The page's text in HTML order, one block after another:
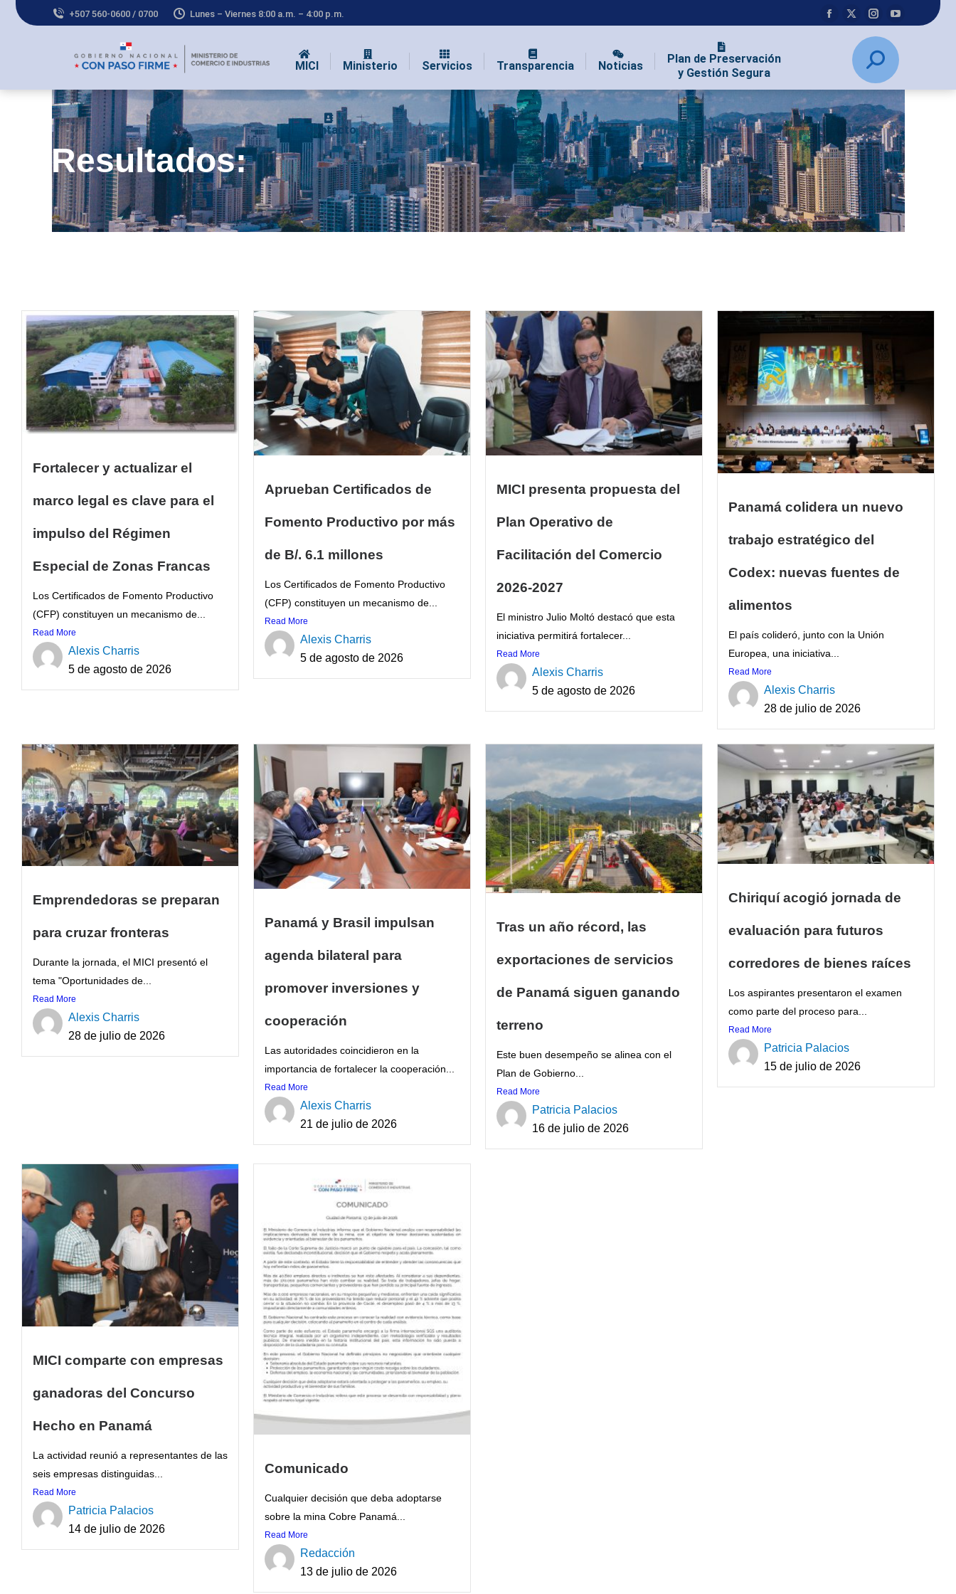
+507 560-0600 / 0700 Lunes – Viernes 8:00 a.m. – 4:00 p.m.
MICI Ministerio Servicios Transparencia Noticias
Plan de Preservación
y Gestión Segura
Contacto
Resultados:
Fortalecer y actualizar el
marco legal es clave para el
impulso del Régimen
Especial de Zonas Francas
Los Certificados de Fomento Productivo
(CFP) constituyen un mecanismo de...
Read More
Alexis Charris
5 de agosto de 2026
Aprueban Certificados de
Fomento Productivo por más
de B/. 6.1 millones
Los Certificados de Fomento Productivo
(CFP) constituyen un mecanismo de...
Read More
Alexis Charris
5 de agosto de 2026
MICI presenta propuesta del
Plan Operativo de
Facilitación del Comercio
2026-2027
El ministro Julio Moltó destacó que esta
iniciativa permitirá fortalecer...
Read More
Alexis Charris
5 de agosto de 2026
Panamá colidera un nuevo
trabajo estratégico del
Codex: nuevas fuentes de
alimentos
El país colideró, junto con la Unión
Europea, una iniciativa...
Read More
Alexis Charris
28 de julio de 2026
Emprendedoras se preparan
para cruzar fronteras
Durante la jornada, el MICI presentó el
tema "Oportunidades de...
Read More
Alexis Charris
28 de julio de 2026
Panamá y Brasil impulsan
agenda bilateral para
promover inversiones y
cooperación
Las autoridades coincidieron en la
importancia de fortalecer la cooperación...
Read More
Alexis Charris
21 de julio de 2026
Tras un año récord, las
exportaciones de servicios
de Panamá siguen ganando
terreno
Este buen desempeño se alinea con el
Plan de Gobierno...
Read More
Patricia Palacios
16 de julio de 2026
Chiriquí acogió jornada de
evaluación para futuros
corredores de bienes raíces
Los aspirantes presentaron el examen
como parte del proceso para...
Read More
Patricia Palacios
15 de julio de 2026
MICI comparte con empresas
ganadoras del Concurso
Hecho en Panamá
La actividad reunió a representantes de las
seis empresas distinguidas...
Read More
Patricia Palacios
14 de julio de 2026
Comunicado
Cualquier decisión que deba adoptarse
sobre la mina Cobre Panamá...
Read More
Redacción
13 de julio de 2026